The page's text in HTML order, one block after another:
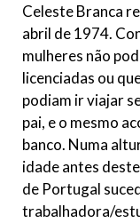
Celeste Branca
abril de 1974.
mulheres não
licenciadas ou
podiam ir viajar
pai, e o mesmo
banco. Numa
idade antes
de Portugal
trabalhadora/